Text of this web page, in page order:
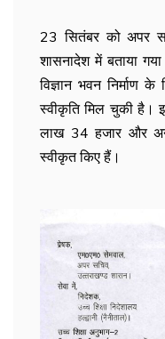
23 सितंबर को अपर
शासनादेश में बताया
विज्ञान भवन
स्वीकृति मिल चुकी है।
लाख 34 हजार और
स्वीकृत किए हैं।